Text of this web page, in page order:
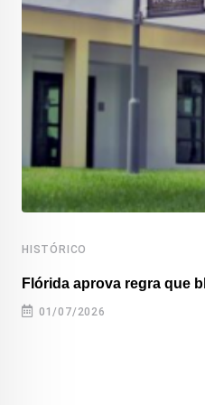
HISTÓRICO
Flórida aprova regra que
01/07/2026